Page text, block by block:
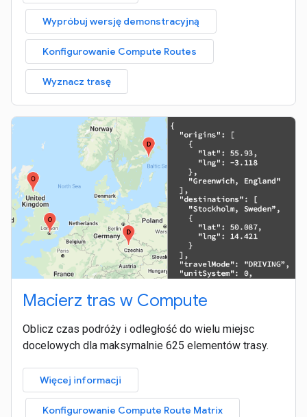
Wypróbuj wersję demonstracyjną
Konfigurowanie Compute Routes
Wyznacz trasę
Macierz tras w Compute
Oblicz czas podróży i odległość do wielu miejsc
docelowych dla maksymalnie 625 elementów trasy.
Więcej informacji
Konfigurowanie Compute Route Matrix